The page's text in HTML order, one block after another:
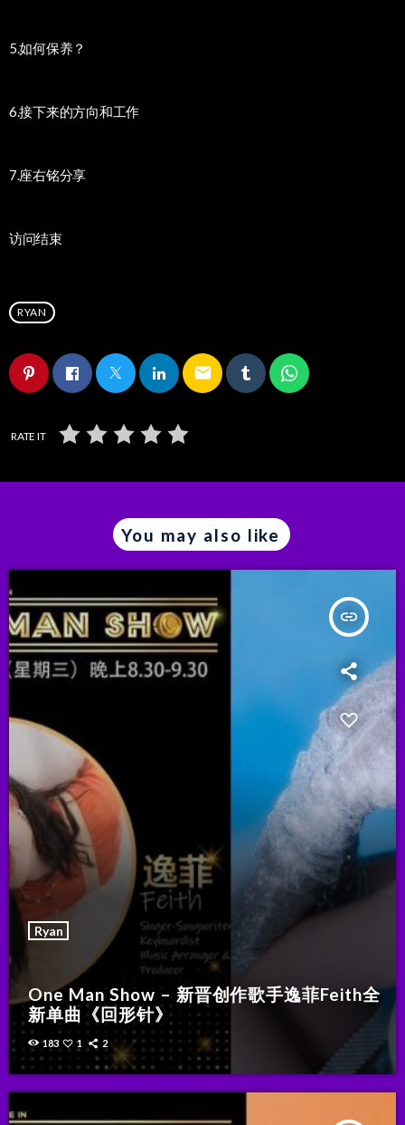
5.如何保养？
6.接下来的方向和工作
7.座右铭分享
访问结束
RYAN
email
RATE IT
You may also like
insert_link
Ryan
One Man Show – 新晋创作歌手逸菲Feith全
新单曲《回形针》
183 1 2